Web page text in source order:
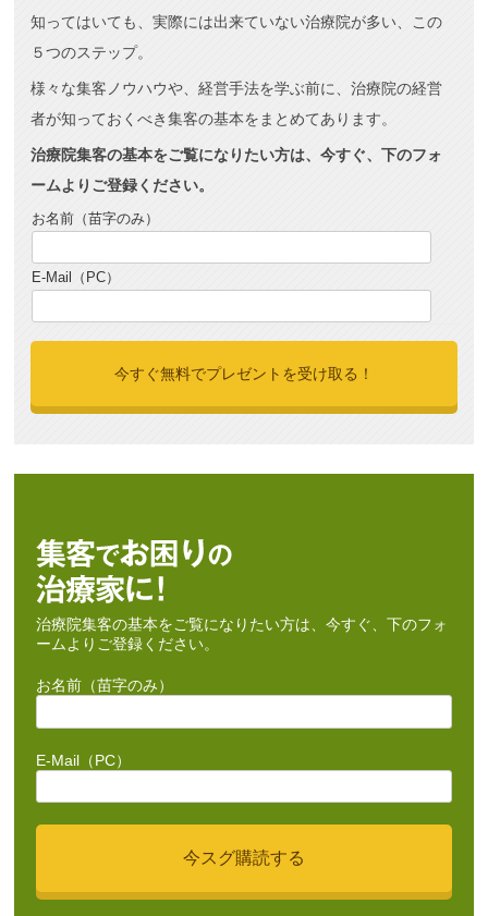
知ってはいても、実際には出来ていない治療院が多い、この
５つのステップ。
様々な集客ノウハウや、経営手法を学ぶ前に、治療院の経営
者が知っておくべき集客の基本をまとめてあります。
治療院集客の基本をご覧になりたい方は、今すぐ、下のフォ
ームよりご登録ください。
お名前（苗字のみ）
E-Mail（PC）
治療院集客の基本をご覧になりたい方は、今すぐ、下のフォ
ームよりご登録ください。
お名前（苗字のみ）
E-Mail（PC）